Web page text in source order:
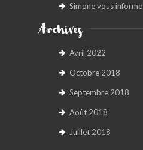
Simone vous informe
Archives
Avril 2022
Octobre 2018
Septembre 2018
Août 2018
Juillet 2018